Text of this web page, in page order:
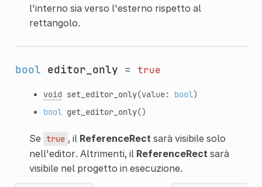
l'interno sia verso l'esterno rispetto al
rettangolo.
bool editor_only = true
void set_editor_only(value: bool)
bool get_editor_only()
Se true , il ReferenceRect sarà visibile solo
nell'editor. Altrimenti, il ReferenceRect sarà
visibile nel progetto in esecuzione.